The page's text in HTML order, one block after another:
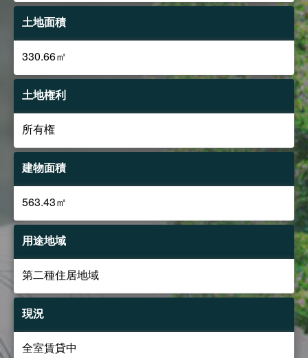
土地面積
330.66㎡
土地権利
所有権
建物面積
563.43㎡
用途地域
第二種住居地域
現況
全室賃貸中